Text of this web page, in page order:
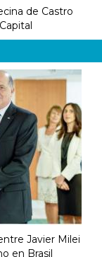
de Castro
Javier Milei
en Brasil